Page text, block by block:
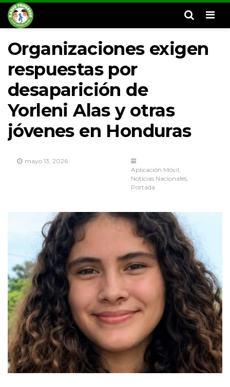
Organizaciones exigen
respuestas por
desaparición de
Yorleni Alas y otras
jóvenes en Honduras
mayo 13, 2026
Aplicación Móvil
Noticias Nacionales
Portada